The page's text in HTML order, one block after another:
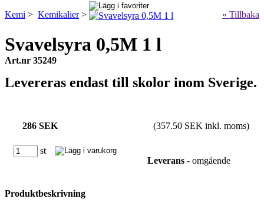
Kemi > Kemikalier> « Tillbaka
Svavelsyra 0,5M 1 l
Art.nr 35249
Levereras endast till skolor inom Sverige.
286 SEK (357.50 SEK inkl. moms)
st
Leverans - omgående
Produktbeskrivning